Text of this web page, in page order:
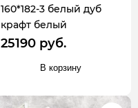
160*182-3 белый дуб
крафт белый
25190 руб.
В корзину